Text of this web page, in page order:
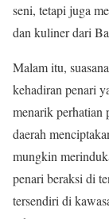
seni, tetapi juga
dan kuliner dari
Malam itu,
kehadiran penari
menarik perhatian
daerah
mungkin
penari beraksi di
tersendiri di